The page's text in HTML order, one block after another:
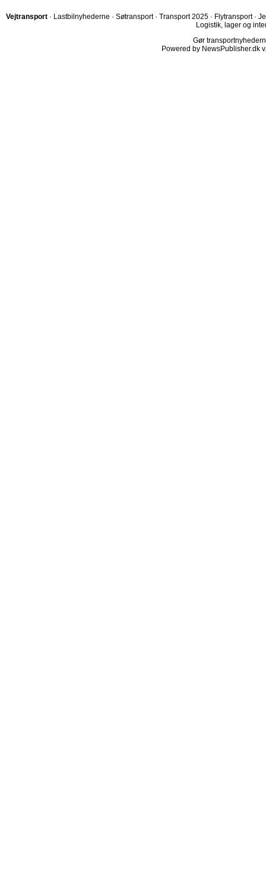
Vejtransport · Lastbilnyhederne · Søtransport · Transport 2025 · Flytransport ·
Logistik, lager og
Gør
Powered by NewsPublisher.dk